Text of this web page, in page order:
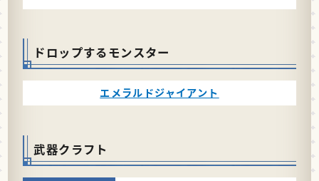
ドロップするモンスター
エメラルドジャイアント
武器クラフト